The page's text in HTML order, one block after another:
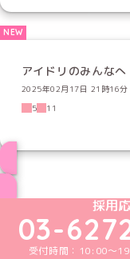
アイドリのみんなへ
2025年02月17日 21時16分
5
11
採用
03-
受付時間：10:00～